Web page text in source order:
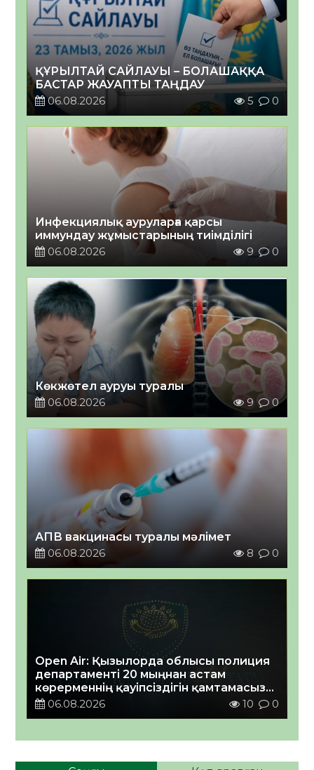
ҚҰРЫЛТАЙ САЙЛАУЫ – БОЛАШАҚҚА
БАСТАР ЖАУАПТЫ ТАҢДАУ
06.08.2026
5 0
Инфекциялық ауруларға қарсы
иммундау жұмыстарының тиімділігі
06.08.2026
9 0
Көкжөтел ауруы туралы
06.08.2026
9 0
АПВ вакцинасы туралы мәлімет
06.08.2026
8 0
Open Air: Қызылорда облысы полиция
департаменті 20 мыңнан астам
көрерменнің қауіпсіздігін қамтамасыз
етті06.08.2026 10 0